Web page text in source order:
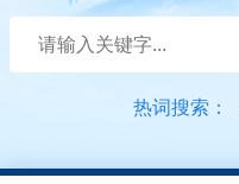
热词搜索：